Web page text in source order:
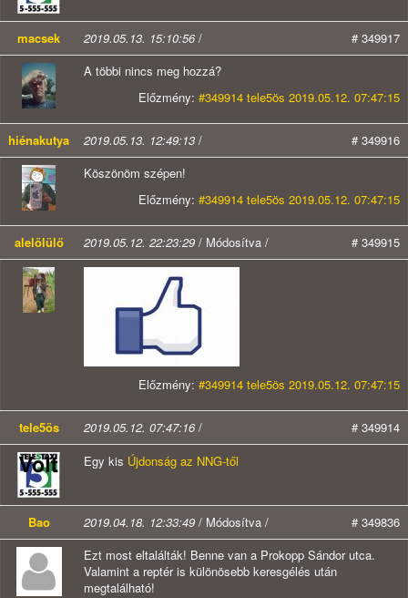
macsek 2019.05.13. 15:10:56/
# 349917
A többi nincs meg hozzá?
Előzmény: #349914 tele5ös 2019.05.12. 07:47:15
hiénakutya 2019.05.13. 12:49:13 /
# 349916
Köszönöm szépen!
Előzmény: #349914 tele5ös 2019.05.12. 07:47:15
alelölülő 2019.05.12. 22:23:29 / Módosítva / # 349915
Előzmény: #349914 tele5ös 2019.05.12. 07:47:15
tele5ös 2019.05.12. 07:47:16/
# 349914
Egy kis Újdonság az NNG-től
Bao 2019.04.18. 12:33:49 / Módosítva /
# 349836
Ezt most eltalálták! Benne van a Prokopp Sándor utca.
Valamint a reptér is különösebb keresgélés után
megtalálható!